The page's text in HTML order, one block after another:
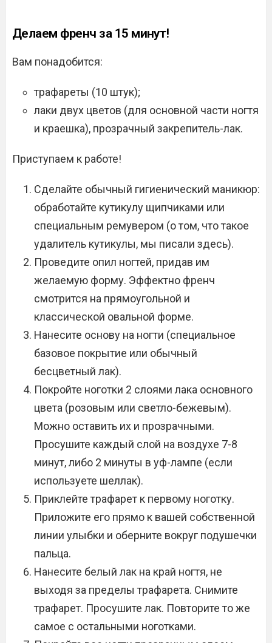
Делаем френч за 15 минут!
Вам понадобится:
трафареты (10 штук);
лаки двух цветов (для основной части ногтя
и краешка), прозрачный закрепитель-лак.
Приступаем к работе!
Сделайте обычный гигиенический маникюр:
обработайте кутикулу щипчиками или
специальным ремувером (о том, что такое
удалитель кутикулы, мы писали здесь).
Проведите опил ногтей, придав им
желаемую форму. Эффектно френч
смотрится на прямоугольной и
классической овальной форме.
Нанесите основу на ногти (специальное
базовое покрытие или обычный
бесцветный лак).
Покройте ноготки 2 слоями лака основного
цвета (розовым или светло-бежевым).
Можно оставить их и прозрачными.
Просушите каждый слой на воздухе 7-8
минут, либо 2 минуты в уф-лампе (если
используете шеллак).
Приклейте трафарет к первому ноготку.
Приложите его прямо к вашей собственной
линии улыбки и оберните вокруг подушечки
пальца.
Нанесите белый лак на край ногтя, не
выходя за пределы трафарета. Снимите
трафарет. Просушите лак. Повторите то же
самое с остальными ноготками.